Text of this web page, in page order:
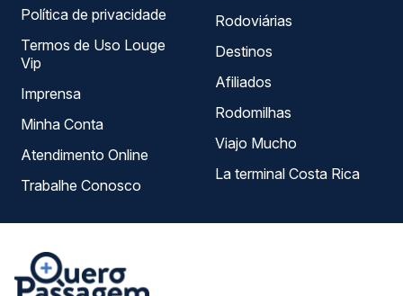
Política de privacidade
Termos de Uso Louge
Vip
Imprensa
Minha Conta
Atendimento Online
Trabalhe Conosco
Rodoviárias
Destinos
Afiliados
Rodomilhas
Viajo Mucho
La terminal Costa Rica